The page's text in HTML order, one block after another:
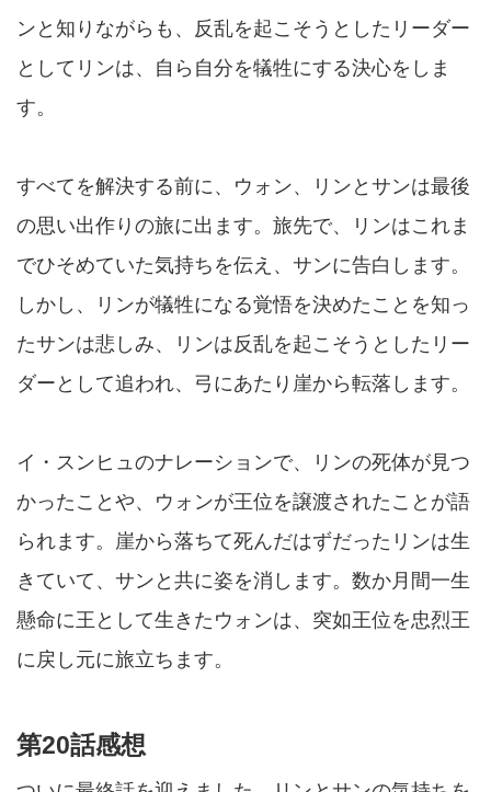
ンと知りながらも、反乱を起こそうとしたリーダー
としてリンは、自ら自分を犠牲にする決心をしま
す。
すべてを解決する前に、ウォン、リンとサンは最後
の思い出作りの旅に出ます。旅先で、リンはこれま
でひそめていた気持ちを伝え、サンに告白します。
しかし、リンが犠牲になる覚悟を決めたことを知っ
たサンは悲しみ、リンは反乱を起こそうとしたリー
ダーとして追われ、弓にあたり崖から転落します。
イ・スンヒュのナレーションで、リンの死体が見つ
かったことや、ウォンが王位を譲渡されたことが語
られます。崖から落ちて死んだはずだったリンは生
きていて、サンと共に姿を消します。数か月間一生
懸命に王として生きたウォンは、突如王位を忠烈王
に戻し元に旅立ちます。
第20話感想